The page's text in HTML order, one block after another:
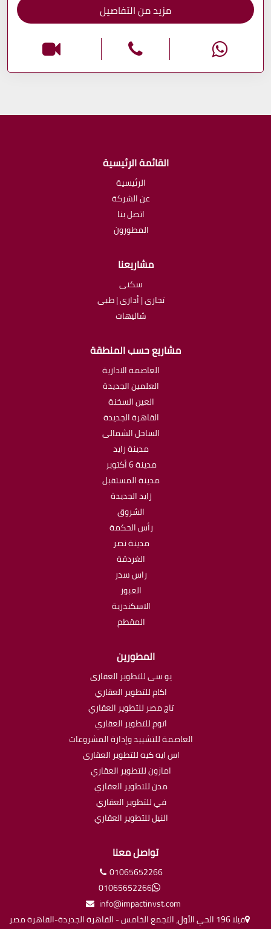
مزيد من التفاصيل
القائمة الرئيسية
الرئيسية
عن الشركة
اتصل بنا
المطورون
مشاريعنا
سكنى
تجارى | أدارى | طبى
شاليهات
مشاريع حسب المنطقة
العاصمة الادارية
العلمين الجديدة
العين السخنة
القاهرة الجديدة
الساحل الشمالى
مدينة زايد
مدينة 6 أكتوبر
مدينة المستقبل
زايد الجديدة
الشروق
رأس الحكمة
مدينة نصر
الغردقة
راس سدر
العبور
الاسكندرية
المقطم
المطورين
يو سى للتطوير العقارى
اكام للتطوير العقاري
تاج مصر للتطوير العقاري
اتوم للتطوير العقاري
العاصمة للتشييد وإدارة المشروعات
اس ايه كيه للتطوير العقارى
امازون للتطوير العقاري
مدن للتطوير العقاري
في للتطوير العقاري
النيل للتطوير العقاري
تواصل معنا
01065652266
01065652266
info@impactinvst.com
فيلا 196 الحي الأول، التجمع الخامس - القاهرة الجديدة-القاهرة مصر